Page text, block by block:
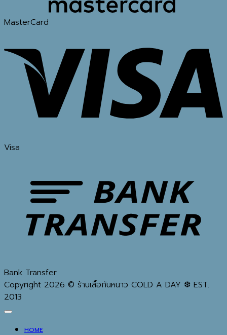
MasterCard
Visa
Bank Transfer
Copyright 2026 © ร้านเสื้อกันหนาว COLD A DAY ❆ EST.
2013
HOME